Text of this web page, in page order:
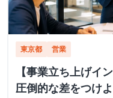
東京都 営業
【事業立ち上げイ
圧倒的な差をつけ